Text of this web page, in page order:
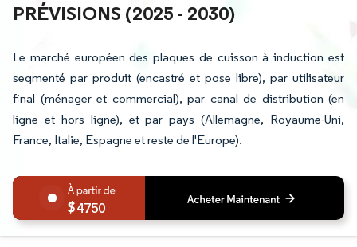
PRÉVISIONS (2025 - 2030)
Le marché européen des plaques de cuisson à induction est
segmenté par produit (encastré et pose libre), par utilisateur
final (ménager et commercial), par canal de distribution (en
ligne et hors ligne), et par pays (Allemagne, Royaume-Uni,
France, Italie, Espagne et reste de l'Europe).
4750